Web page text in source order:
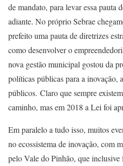
de mandato, para levar essa pauta
adiante. No próprio Sebrae
prefeito uma pauta de diretrizes
como desenvolver o
nova gestão municipal gostou da
políticas públicas para a inovação,
públicos. Claro que sempre
caminho, mas em 2018 a Lei foi
Em paralelo a tudo isso, muitos
no ecossistema de inovação, com
pelo Vale do Pinhão, que